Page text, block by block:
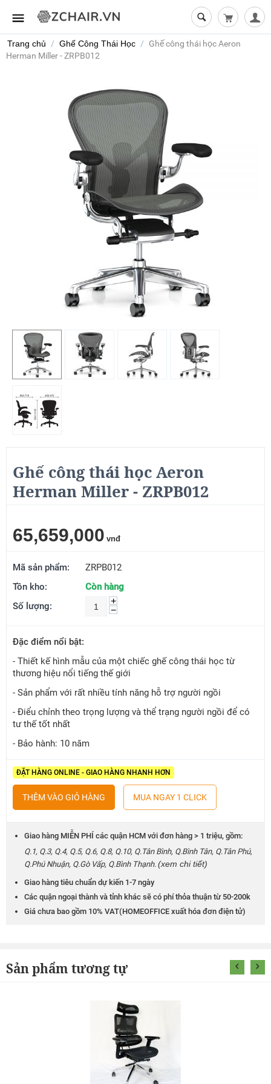
Giỏ hàng
Trang chủ / Ghế Công Thái Học /
Ghế công thái học Aeron
Herman Miller - ZRPB012
Ghế công thái học Aeron
Herman Miller - ZRPB012
65,659,000 vnđ
Mã sản phẩm:
ZRPB012
Tồn kho:
Còn hàng
Số lượng:
+
−
Đặc điểm nổi bật:
- Thiết kế hình mẫu của một chiếc ghế công thái học từ
thương hiệu nổi tiếng thế giới
- Sản phẩm với rất nhiều tính năng hỗ trợ người ngồi
- Điểu chỉnh theo trọng lượng và thể trạng người ngồi để có
tư thế tốt nhất
- Bảo hành: 10 năm
ĐẶT HÀNG ONLINE - GIAO HÀNG NHANH HƠN
THÊM VÀO GIỎ HÀNG MUA NGAY 1 CLICK
Giao hàng MIỄN PHÍ các quận HCM với đơn hàng > 1 triệu, gồm:
Q.1, Q.3, Q.4, Q.5, Q.6, Q.8, Q.10, Q.Tân Bình, Q.Bình Tân, Q.Tân Phú,
Q.Phú Nhuận, Q.Gò Vấp, Q.Bình Thạnh. (xem chi tiết)
Giao hàng tiêu chuẩn dự kiến 1-7 ngày
Các quận ngoại thành và tỉnh khác sẽ có phí thỏa thuận từ 50-200k
Giá chưa bao gồm 10% VAT(HOMEOFFICE xuất hóa đơn điện tử)
Sản phẩm tương tự